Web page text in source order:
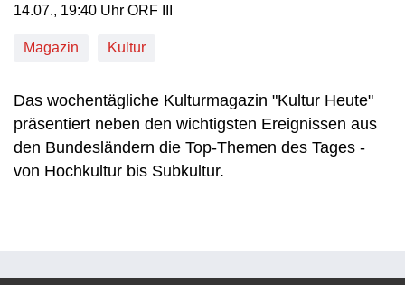
14. Juli, 19:40 Uhr in ORF III
14.07., 19:40 Uhr ORF III
Magazin Kultur
Das wochentägliche Kulturmagazin "Kultur Heute"
präsentiert neben den wichtigsten Ereignissen aus
den Bundesländern die Top-Themen des Tages -
von Hochkultur bis Subkultur.